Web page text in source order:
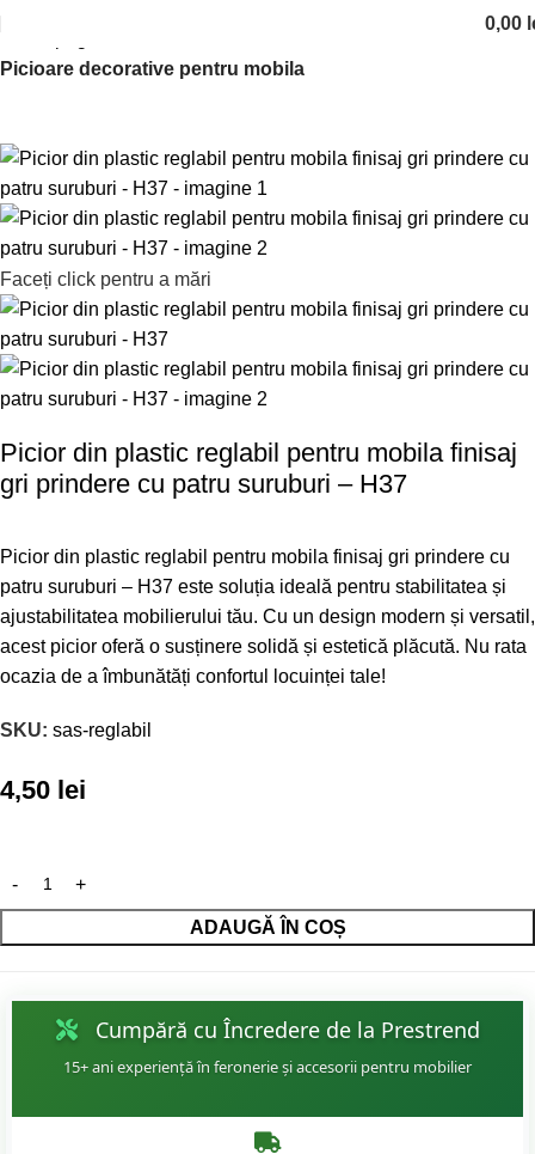
0,00
Picioare decorative pentru mobila
Faceți click pentru a mări
Picior din plastic reglabil pentru mobila finisaj
gri prindere cu patru suruburi – H37
Picior din plastic reglabil pentru mobila finisaj gri prindere cu
patru suruburi – H37 este soluția ideală pentru stabilitatea și
ajustabilitatea mobilierului tău. Cu un design modern și versatil,
acest picior oferă o susținere solidă și estetică plăcută. Nu rata
ocazia de a îmbunătăți confortul locuinței tale!
SKU: sas-reglabil
4,50 lei
ADAUGĂ ÎN COȘ
Cumpără cu Încredere de la Prestrend
15+ ani experiență în feronerie și accesorii pentru mobilier